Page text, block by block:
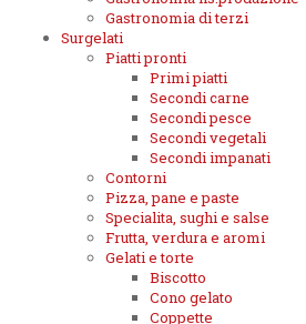
Gastronomia di terzi
Surgelati
Piatti pronti
Primi piatti
Secondi carne
Secondi pesce
Secondi vegetali
Secondi impanati
Contorni
Pizza, pane e paste
Specialita, sughi e salse
Frutta, verdura e aromi
Gelati e torte
Biscotto
Cono gelato
Coppette